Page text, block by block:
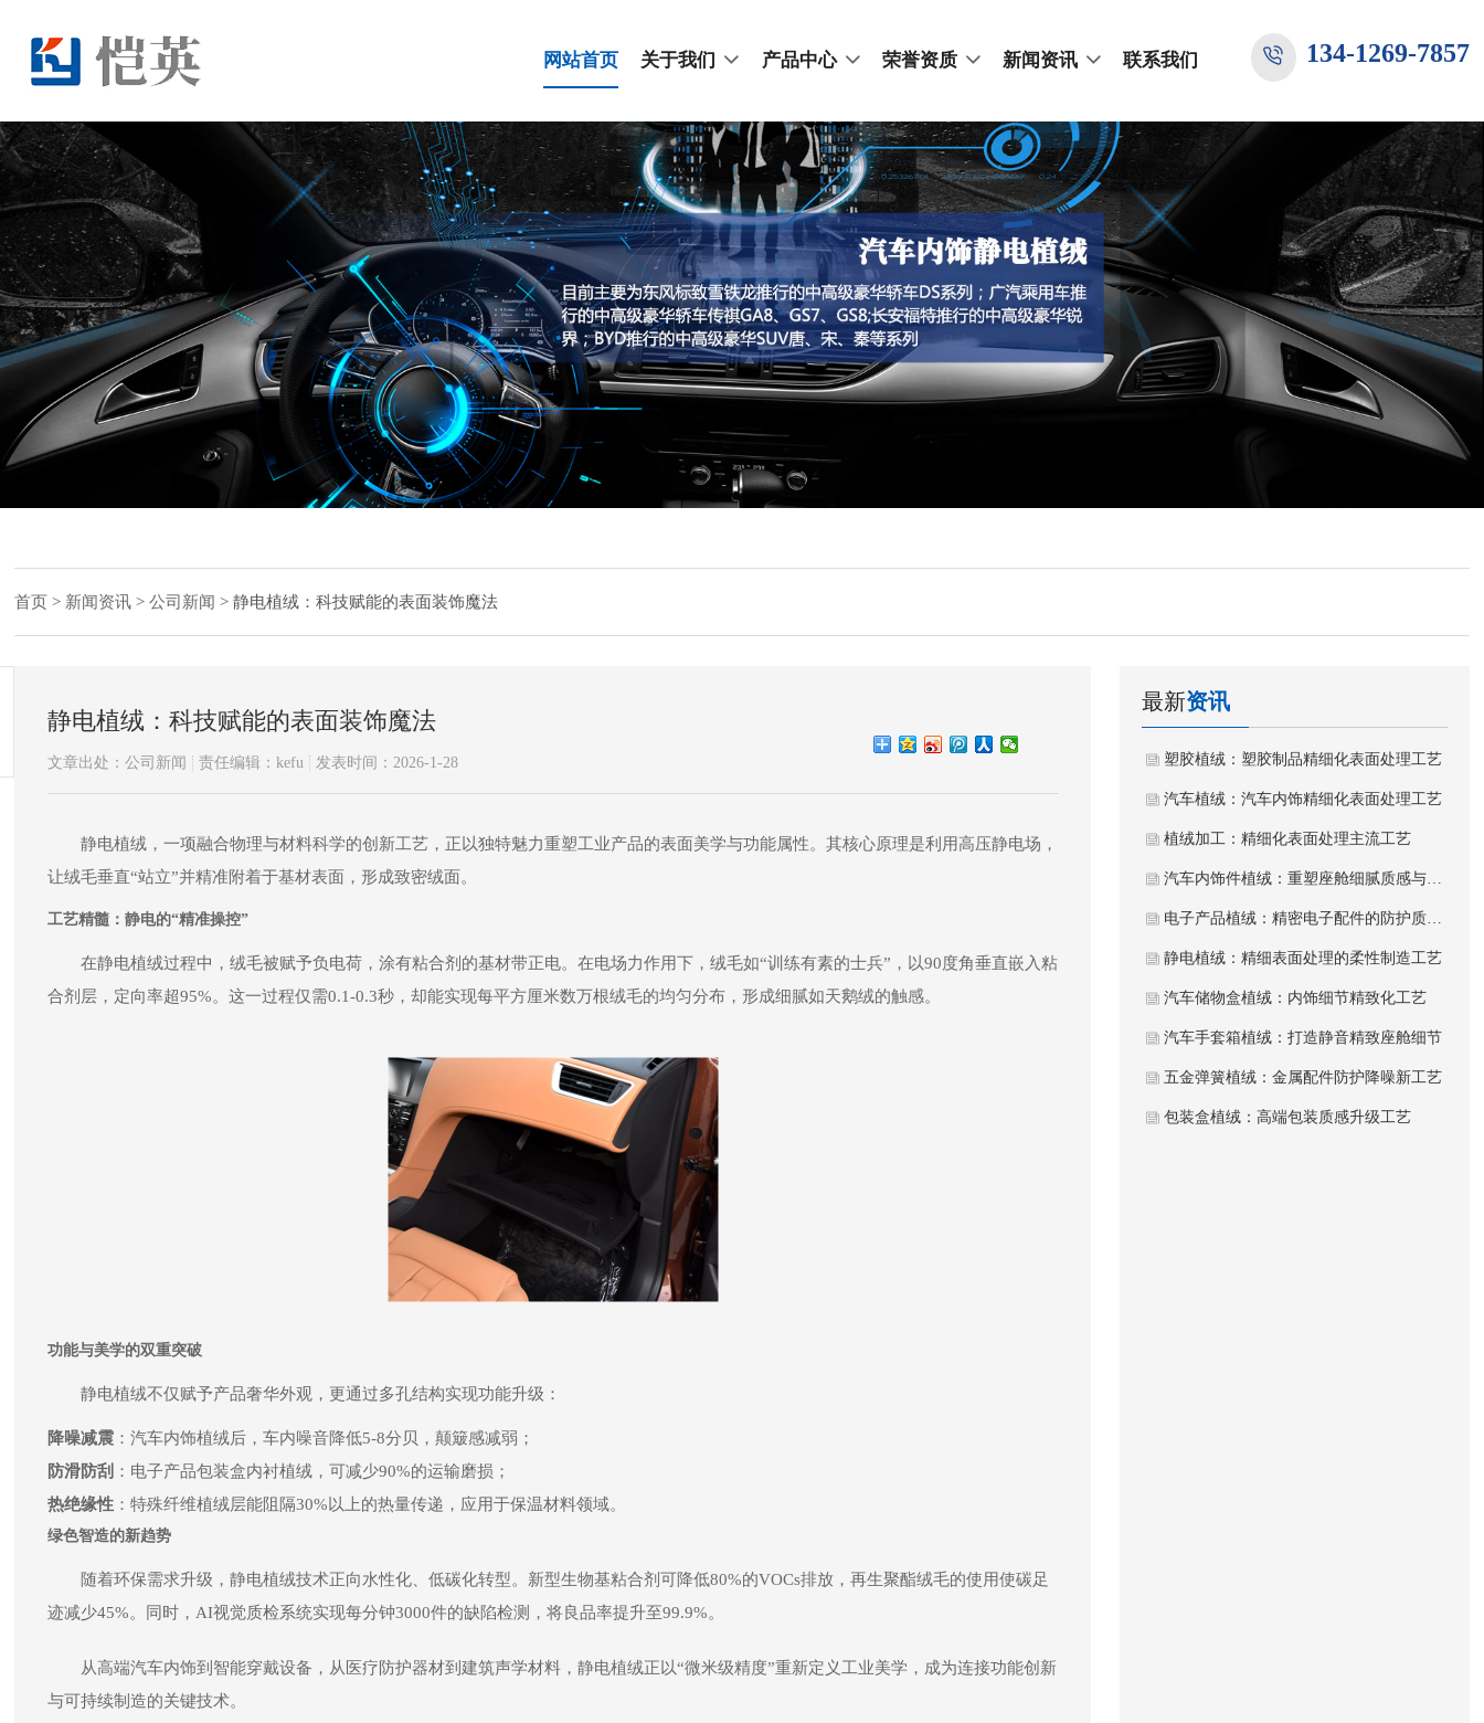
网站首页 关于我们 产品中心 荣誉资质 新闻资讯 联系我们 134-1269-7857
首页 > 新闻资讯 >公司新闻 >静电植绒：科技赋能的表面装饰魔法
静电植绒：科技赋能的表面装饰魔法
文章出处：公司新闻 责任编辑：kefu 发表时间：2026-1-28
静电植绒，一项融合物理与材料科学的创新工艺，正以独特魅力重塑工业产品的表面美学与功能属性。其核心原理是利用高压静电场，
让绒毛垂直“站立”并精准附着于基材表面，形成致密绒面。
工艺精髓：静电的“精准操控”
在静电植绒过程中，绒毛被赋予负电荷，涂有粘合剂的基材带正电。在电场力作用下，绒毛如“训练有素的士兵”，以90度角垂直嵌入粘
合剂层，定向率超95%。这一过程仅需0.1-0.3秒，却能实现每平方厘米数万根绒毛的均匀分布，形成细腻如天鹅绒的触感。
功能与美学的双重突破
静电植绒不仅赋予产品奢华外观，更通过多孔结构实现功能升级：
降噪减震：汽车内饰植绒后，车内噪音降低5-8分贝，颠簸感减弱；
防滑防刮 ：电子产品包装盒内衬植绒，可减少90%的运输磨损；
热绝缘性：特殊纤维植绒层能阻隔30%以上的热量传递，应用于保温材料领域。
绿色智造的新趋势
随着环保需求升级，静电植绒技术正向水性化、低碳化转型。新型生物基粘合剂可降低80%的VOCs排放，再生聚酯绒毛的使用使碳足
迹减少45%。同时，AI视觉质检系统实现每分钟3000件的缺陷检测，将良品率提升至99.9%。
从高端汽车内饰到智能穿戴设备，从医疗防护器材到建筑声学材料，静电植绒正以“微米级精度”重新定义工业美学，成为连接功能创新
与可持续制造的关键技术。
最新资讯
塑胶植绒：塑胶制品精细化表面处理工艺
汽车植绒：汽车内饰精细化表面处理工艺
植绒加工：精细化表面处理主流工艺
汽车内饰件植绒：重塑座舱细腻质感与静谧体验
电子产品植绒：精密电子配件的防护质感工艺
静电植绒：精细表面处理的柔性制造工艺
汽车储物盒植绒：内饰细节精致化工艺
汽车手套箱植绒：打造静音精致座舱细节
五金弹簧植绒：金属配件防护降噪新工艺
包装盒植绒：高端包装质感升级工艺